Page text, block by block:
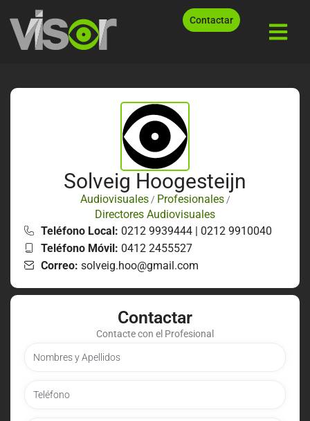
Contactar
Solveig Hoogesteijn
Audiovisuales/ Profesionales/
Directores Audiovisuales
Teléfono Local: 0212 9939444 | 0212 9910040
Teléfono Móvil: 0412 2455527
Correo: solveig.hoo@gmail.com
Contactar
Contacte con el Profesional